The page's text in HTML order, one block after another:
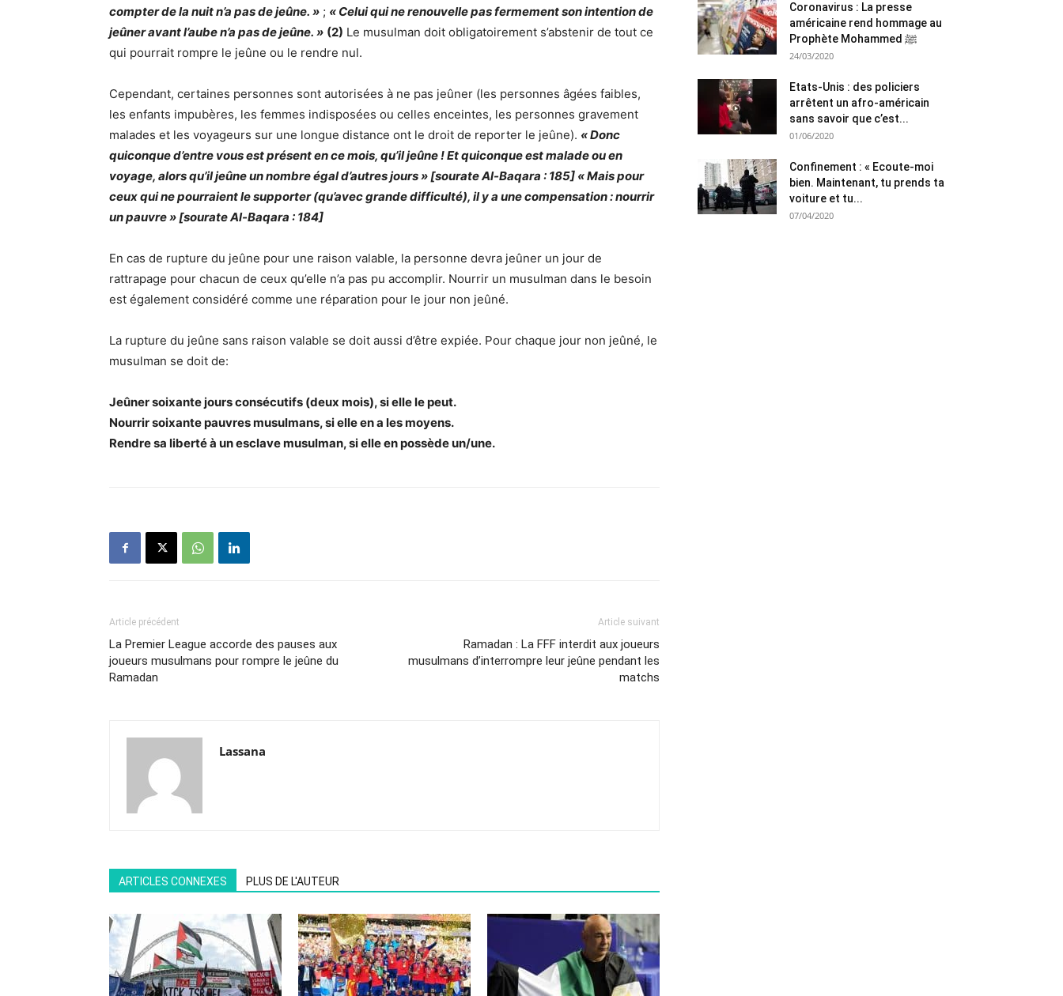
compter de la nuit n’a pas de jeûne. » ; « Celui qui ne renouvelle pas fermement son intention de
jeûner avant l’aube n’a pas de jeûne. » (2) Le musulman doit obligatoirement s’abstenir de tout ce
qui pourrait rompre le jeûne ou le rendre nul.
Cependant, certaines personnes sont autorisées à ne pas jeûner (les personnes âgées faibles,
les enfants impubères, les femmes indisposées ou celles enceintes, les personnes gravement
malades et les voyageurs sur une longue distance ont le droit de reporter le jeûne). « Donc
quiconque d’entre vous est présent en ce mois, qu’il jeûne ! Et quiconque est malade ou en
voyage, alors qu’il jeûne un nombre égal d’autres jours » [sourate Al-Baqara : 185] « Mais pour
ceux qui ne pourraient le supporter (qu’avec grande difficulté), il y a une compensation : nourrir
un pauvre » [sourate Al-Baqara : 184]
En cas de rupture du jeûne pour une raison valable, la personne devra jeûner un jour de
rattrapage pour chacun de ceux qu’elle n’a pas pu accomplir. Nourrir un musulman dans le besoin
est également considéré comme une réparation pour le jour non jeûné.
La rupture du jeûne sans raison valable se doit aussi d’être expiée. Pour chaque jour non jeûné, le
musulman se doit de:
Jeûner soixante jours consécutifs (deux mois), si elle le peut.
Nourrir soixante pauvres musulmans, si elle en a les moyens.
Rendre sa liberté à un esclave musulman, si elle en possède un/une.
Article précédent
La Premier League accorde des pauses aux
joueurs musulmans pour rompre le jeûne du
Ramadan
Article suivant
Ramadan : La FFF interdit aux joueurs
musulmans d’interrompre leur jeûne pendant les
matchs
Lassana
ARTICLES CONNEXES PLUS DE L'AUTEUR
Coronavirus : La presse
américaine rend hommage au
Prophète Mohammed ﷺ
24/03/2020
Etats-Unis : des policiers
arrêtent un afro-américain
sans savoir que c’est...
01/06/2020
Confinement : « Ecoute-moi
bien. Maintenant, tu prends ta
voiture et tu...
07/04/2020